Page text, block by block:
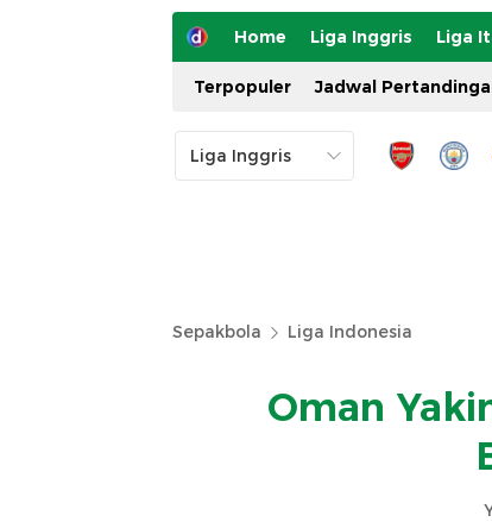
Home Liga Inggris Liga
Terpopuler Jadwal
Sepakbola Liga Indonesia
Oman